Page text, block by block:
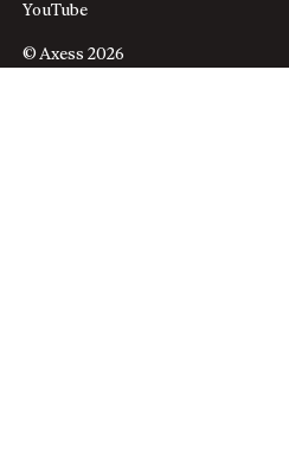
YouTube
© Axess 2026